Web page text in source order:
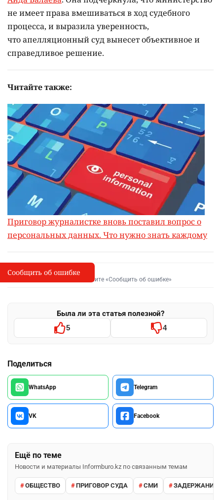
не имеет права вмешиваться в ход судебного
процесса, и выразила уверенность,
что апелляционный суд вынесет объективное и
справедливое решение.
Читайте также:
Приговор журналистке вновь поставил вопрос о
персональных данных. Что нужно знать каждому
I
Сообщить об опечатке
Выделите фрагмент и нажмите «Сообщить об ошибке»
Была ли эта статья полезной?
5 4
Поделиться
WhatsApp Telegram
VK Facebook
Ещё по теме
Новости и материалы Informburo.kz по связанным темам
ОБЩЕСТВО ПРИГОВОР СУДА СМИ ЗАДЕРЖАНИЕ
Сообщить об ошибке